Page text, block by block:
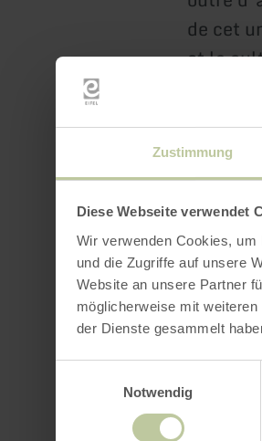
Zustimmung
Diese Webseite verwendet
Wir verwenden Cookies,
und die Zugriffe auf unsere
Website an unsere Partner
möglicherweise mit
der Dienste gesammelt
Notwendig
de cet
et la
Étape
avec